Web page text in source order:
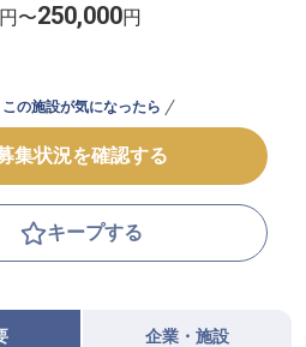
円〜250,000円
この施設が気になったら
集状況を確認する
キープする
企業・施設